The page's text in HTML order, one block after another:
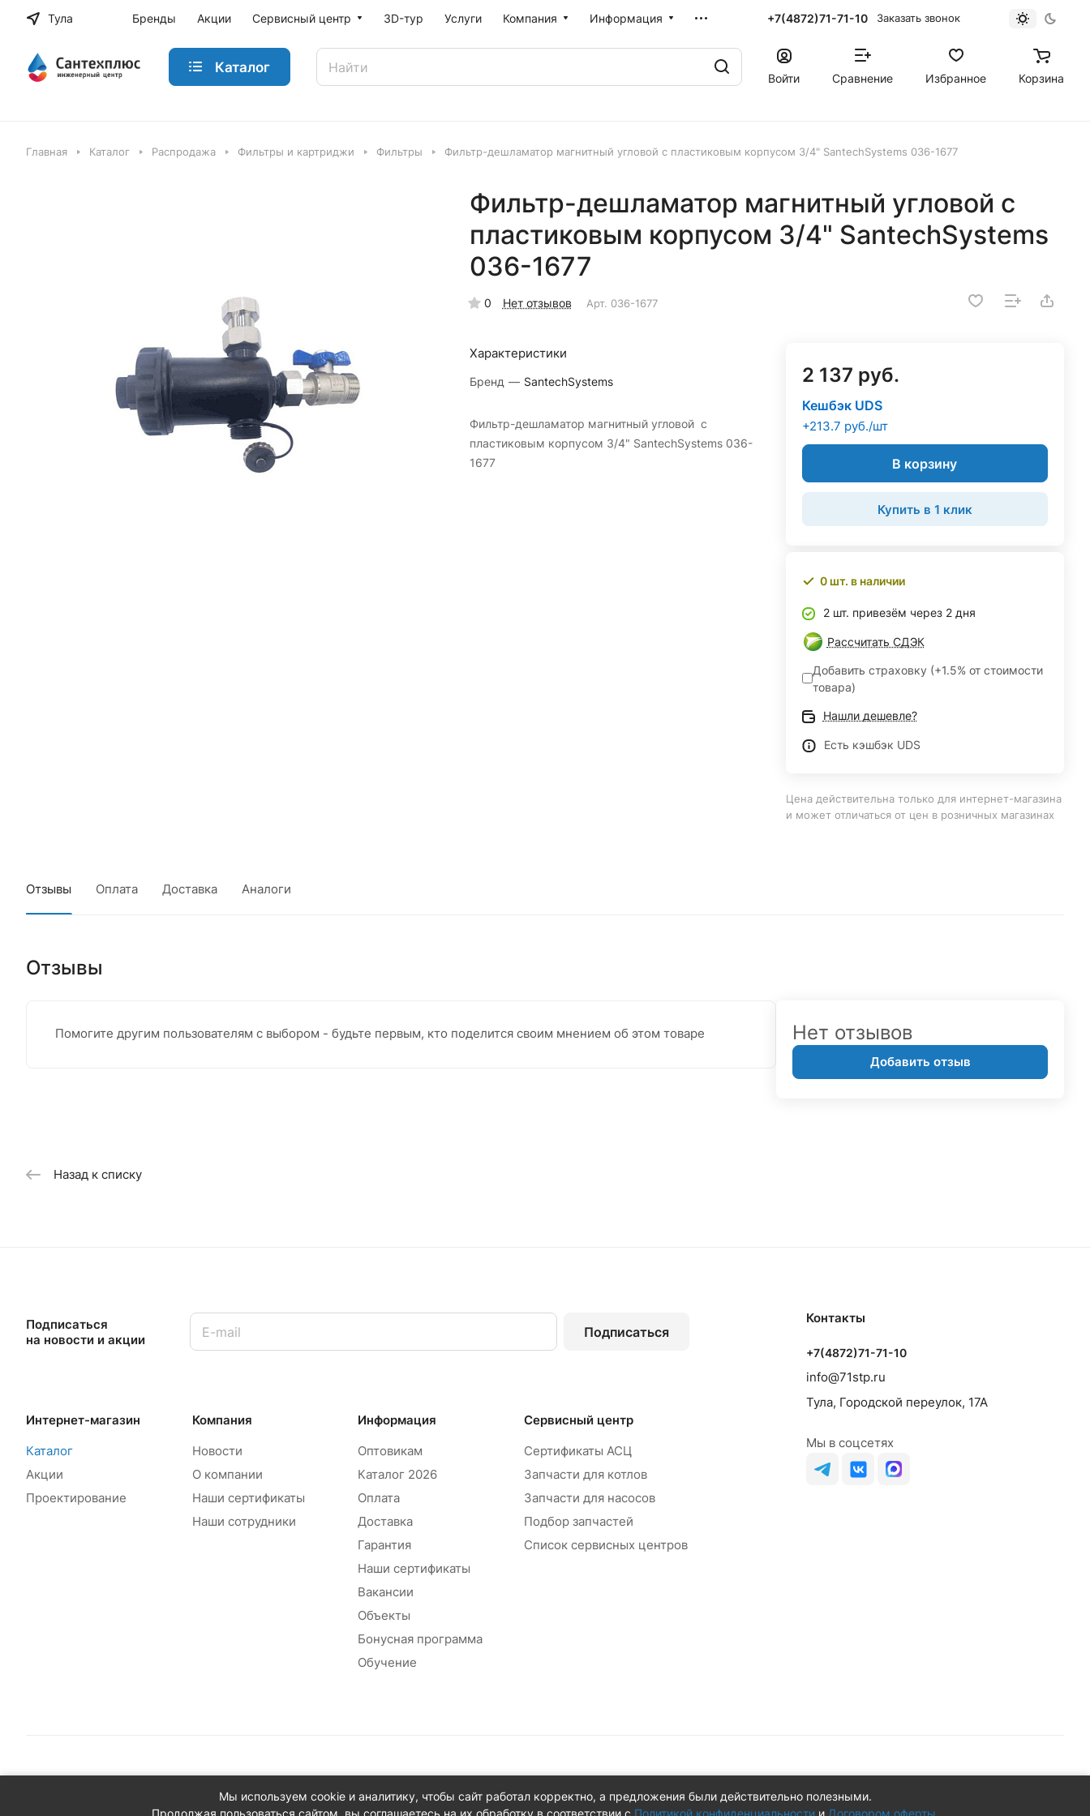
Тула Бренды Акции Сервисный центр 3D-тур Услуги Компания Информация +7(4872)71-71-10 Заказать звонок
Каталог
Войти Сравнение Избранное Корзина
Главная Каталог Распродажа Фильтры и картриджи Фильтры Фильтр-дешламатор магнитный угловой с пластиковым корпусом 3/4" SantechSystems 036-1677
Фильтр-дешламатор магнитный угловой с
пластиковым корпусом 3/4" SantechSystems
036-1677
0 Нет отзывов Арт. 036-1677
Характеристики
Бренд — SantechSystems
Фильтр-дешламатор магнитный угловой с
пластиковым корпусом 3/4" SantechSystems 036-
1677
2 137 руб.
Кешбэк UDS
+213.7 руб./шт
В корзину
Купить в 1 клик
0 шт. в наличии
2 шт. привезём через 2 дня
Рассчитать СДЭК
Добавить страховку (+1.5% от стоимости
товара)
Нашли дешевле?
Есть кэшбэк UDS
Цена действительна только для интернет-магазина
и может отличаться от цен в розничных магазинах
Отзывы Оплата Доставка Аналоги
Отзывы
Помогите другим пользователям с выбором - будьте первым, кто поделится своим мнением об этом товаре Нет отзывов
Добавить отзыв
Назад к списку
Подписаться
на новости и акции
Подписаться
Интернет-магазин
Каталог
Акции
Проектирование
Компания
Новости
О компании
Наши сертификаты
Наши сотрудники
Информация
Оптовикам
Каталог 2026
Оплата
Доставка
Гарантия
Наши сертификаты
Вакансии
Объекты
Бонусная программа
Обучение
Сервисный центр
Сертификаты АСЦ
Запчасти для котлов
Запчасти для насосов
Подбор запчастей
Список сервисных центров
Контакты
+7(4872)71-71-10
info@71stp.ru
Тула, Городской переулок, 17А
Мы в соцсетях
© 2026 Сантехплюс: Интернет-магазин отопления, водоснабжения
Юридический адрес: 390023, г. Рязань, проезд Яблочкова, д.8ЖМы используем cookie и аналитику, чтобы сайт работал корректно, а предложения были действительно полезными.
Продолжая пользоваться сайтом, вы соглашаетесь на их обработку в соответствии с Политикой конфиденциальностии Договором оферты